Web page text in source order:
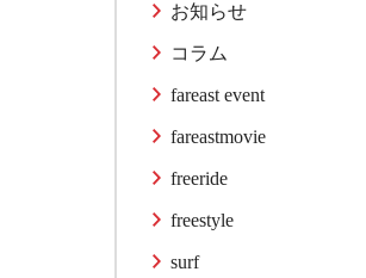
お知らせ
コラム
fareast event
fareastmovie
freeride
freestyle
surf